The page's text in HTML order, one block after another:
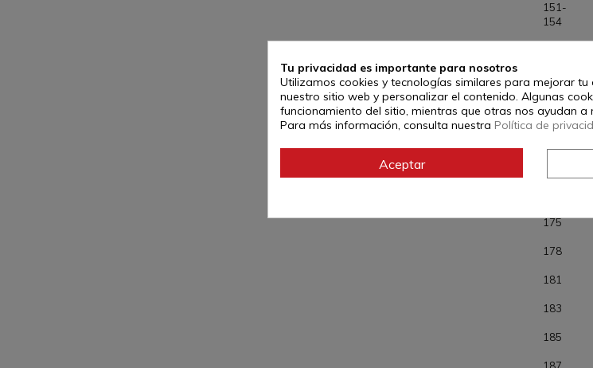
151-
154
160
163
175
178
181
183
185
Tu privacidad es importante para nosotros
Utilizamos cookies y tecnologías similares para mejorar tu
nuestro sitio web y personalizar el contenido. Algunas
funcionamiento del sitio, mientras que otras nos ayudan a
Para más información, consulta nuestra Política de
Aceptar